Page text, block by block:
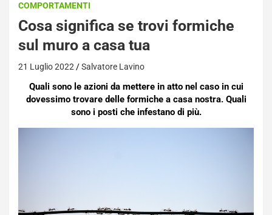
COMPORTAMENTI
Cosa significa se trovi formiche
sul muro a casa tua
21 Luglio 2022 Salvatore Lavino
Quali sono le azioni da mettere in atto nel caso in cui
dovessimo trovare delle formiche a casa nostra. Quali
sono i posti che infestano di più.